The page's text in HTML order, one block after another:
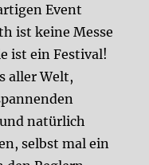
Event
ist keine Messe
ist ein Festival!
aller Welt,
natürlich
selbst mal ein